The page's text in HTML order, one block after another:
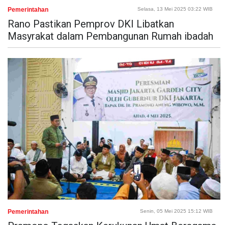
Pemerintahan Selasa, 13 Mei 2025 03:22 WIB
Rano Pastikan Pemprov DKI Libatkan
Masyrakat dalam Pembangunan Rumah ibadah
Pemerintahan Senin, 05 Mei 2025 15:12 WIB